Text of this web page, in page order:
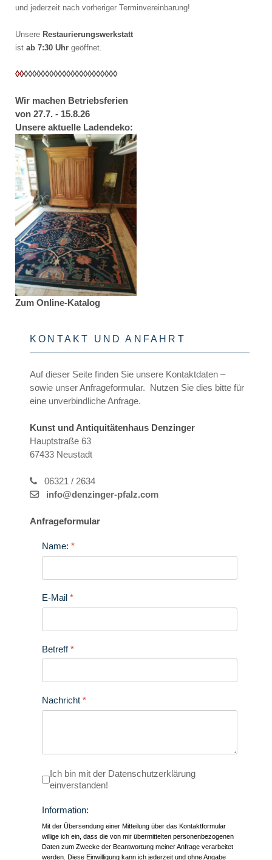
und jederzeit nach vorheriger Terminvereinbarung!
Unsere Restaurierungswerkstatt
ist ab 7:30 Uhr geöffnet.
◊◊◊◊◊◊◊◊◊◊◊◊◊◊◊◊◊◊◊◊◊◊◊◊
Wir machen Betriebsferien
von 27.7. - 15.8.26
Unsere aktuelle Ladendeko:
Zum Online-Katalog
KONTAKT UND ANFAHRT
Auf dieser Seite finden Sie unsere Kontaktdaten –
sowie unser Anfrageformular. Nutzen Sie dies bitte für
eine unverbindliche Anfrage.
Kunst und Antiquitätenhaus Denzinger
Hauptstraße 63
67433 Neustadt
06321 / 2634
info@denzinger-pfalz.com
Anfrageformular
Name: *
E-Mail *
Betreff*
Nachricht *
Datenschutz*
Ich bin mit der Datenschutzerklärung
einverstanden!
Information:
Mit der Übersendung einer Mitteilung über das Kontaktformular
willige ich ein, dass die von mir übermittelten personenbezogenen
Daten zum Zwecke der Beantwortung meiner Anfrage verarbeitet
werden. Diese Einwilligung kann ich jederzeit und ohne Angabe